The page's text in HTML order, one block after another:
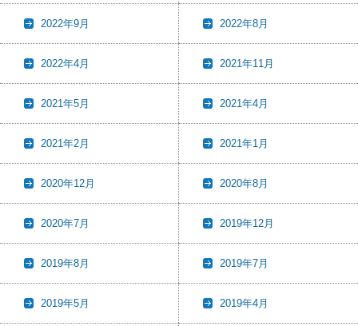
2022年9月 2022年8月
2022年4月 2021年11月
2021年5月 2021年4月
2021年2月 2021年1月
2020年12月 2020年8月
2020年7月 2019年12月
2019年8月 2019年7月
2019年5月 2019年4月